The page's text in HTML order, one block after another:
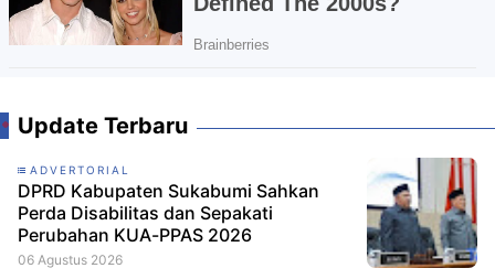
Update Terbaru
ADVERTORIAL
DPRD Kabupaten Sukabumi Sahkan
Perda Disabilitas dan Sepakati
Perubahan KUA-PPAS 2026
06 Agustus 2026